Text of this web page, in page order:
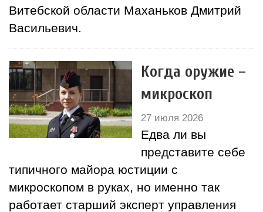
Витебской области Маханьков Дмитрий
Васильевич.
Когда оружие –
микроскоп
27 июля 2026
Едва ли вы
представите себе
типичного майора юстиции с
микроскопом в руках, но именно так
работает старший эксперт управления